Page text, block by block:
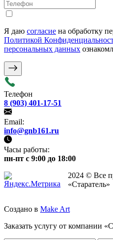
Я даю согласие на обработку
Политикой
персональных данных
Телефон
8 (903) 401-17-51
Email:
info@gnb161.ru
Часы работы:
пн-пт с 9:00 до 18:00
2024 © Все
«Старатель»
Создано в Make Art
Заказать услугу от компании